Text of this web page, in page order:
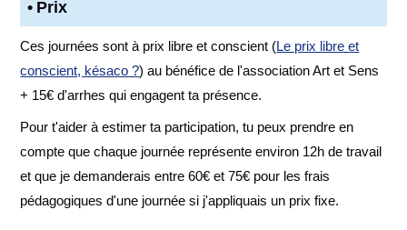
Prix
Ces journées sont à prix libre et conscient (Le prix libre et
conscient, késaco ?) au bénéfice de l'association Art et Sens
+ 15€ d'arrhes qui engagent ta présence.
Pour t'aider à estimer ta participation, tu peux prendre en
compte que chaque journée représente environ 12h de travail
et que je demanderais entre 60€ et 75€ pour les frais
pédagogiques d'une journée si j'appliquais un prix fixe.